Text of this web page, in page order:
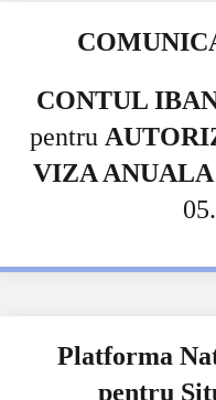
CONTUL
pentru
VIZA ANUALA
Platforma
pentru